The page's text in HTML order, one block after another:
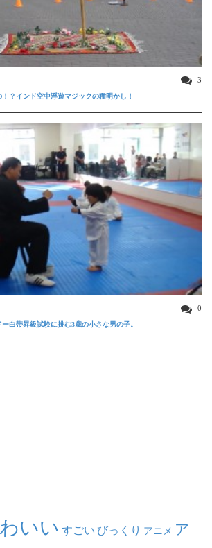
3
？インド空中浮遊マジックの種明かし！
0
白帯昇級試験に挑む3歳の小さな男の子。
いい すごい びっくり アニメ ア